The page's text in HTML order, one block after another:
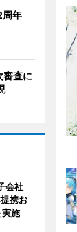
周年
審査に
会社
携お
施